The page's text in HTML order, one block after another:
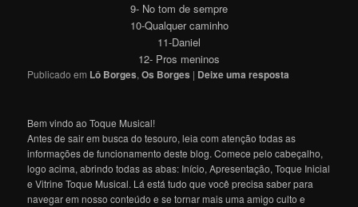
9- No tom de sempre
10-Qualquer caminho
11-Daniel
12- Pros meninos
Publicado em Lô Borges,Os Borges | Deixe uma resposta
Bem vindo ao Toque Musical!
Antes de sair em busca do tesouro, leia com atenção todas as
informações de funcionamento deste blog. Comece pelo cabeçalho,
logo acima, abrindo todas as abas: Início, Apresentação, Toque Inicial
e Vitrine Toque Musical. Lá está tudo que você precisa saber para
navegar em nosso conteúdo e se tornar mais uma amigo culto e